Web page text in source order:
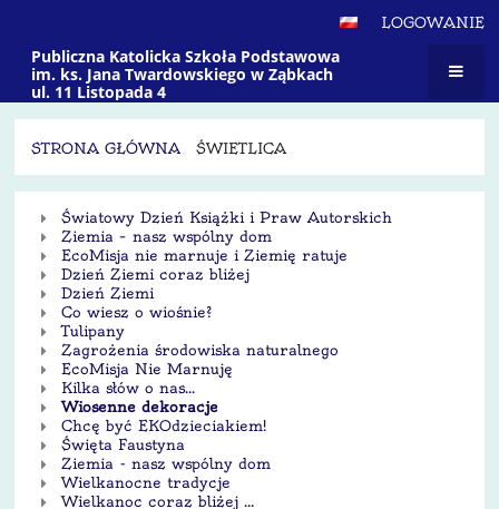
LOGOWANIE
Publiczna Katolicka Szkoła Podstawowa
im. ks. Jana Twardowskiego w Ząbkach
ul. 11 Listopada 4
STRONA GŁÓWNA ŚWIETLICA
Świetlica
Światowy Dzień Książki i Praw Autorskich
Ziemia – nasz wspólny dom
EcoMisja nie marnuje i Ziemię ratuje
Dzień Ziemi coraz bliżej
Dzień Ziemi
Co wiesz o wiośnie?
Tulipany
Zagrożenia środowiska naturalnego
EcoMisja Nie Marnuję
Kilka słów o nas...
Wiosenne dekoracje
Chcę być EKOdzieciakiem!
Święta Faustyna
Ziemia - nasz wspólny dom
Wielkanocne tradycje
Wielkanoc coraz bliżej ...